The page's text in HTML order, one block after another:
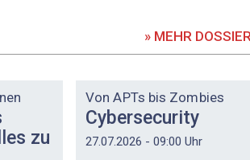
» MEHR
zu
Von APTs bis Zombies
Cybersecurity
27.07.2026 - 09:00 Uhr